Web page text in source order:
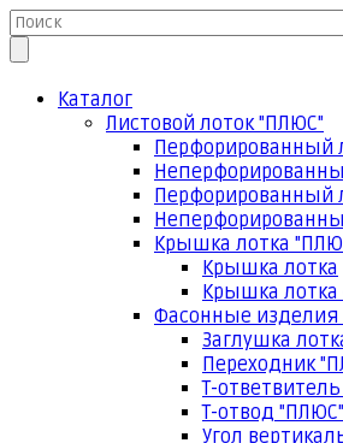
Каталог
Листовой лоток "ПЛЮС"
Перфорированный
Перфорированный
Крышка лотка
Крышка лотка
Крышка
Фасонные
Заглушка
Переходник
Т-
Т-отвод "ПЛЮС"
Угол